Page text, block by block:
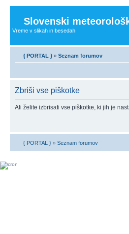
Slovenski
Vreme v slikah in besedah
{ PORTAL } » Seznam forumov
Zbriši vse piškotke
Ali želite izbrisati vse piškotke, ki jih je
{ PORTAL } » Seznam forumov